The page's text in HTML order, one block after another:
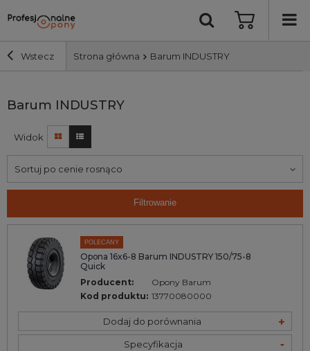
Wstecz Strona główna Barum INDUSTRY
Szerokość i profil
Średnica
Producent
Nośność
Wyszukaj
Barum INDUSTRY
Widok
Sortuj po cenie rosnąco
Filtrowanie
POLECANY
Opona 16x6-8 Barum INDUSTRY 150/75-8
Quick
Producent:
Opony Barum
Kod produktu: 13770080000
Dodaj do porównania
Specyfikacja